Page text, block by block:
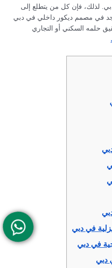
لذلك، فإن كل من يتطلع إلى
في مصمم ديكور داخلي في دبي
حلمه السكني أو التجاري
في دبي
في دبي
دبي